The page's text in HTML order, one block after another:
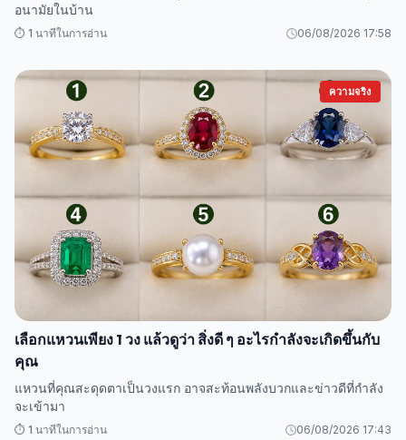
อนามัยในบ้าน
⏱️ 1 นาทีในการอ่าน 06/08/2026 17:58
ความจริง
เลือกแหวนเพียง 1 วง แล้วดูว่า สิ่งดี ๆ อะไรกำลังจะเกิดขึ้นกับ
คุณ
แหวนที่คุณสะดุดตาเป็นวงแรก อาจสะท้อนพลังบวกและข่าวดีที่กำลัง
จะเข้ามา
⏱️ 1 นาทีในการอ่าน 06/08/2026 17:43